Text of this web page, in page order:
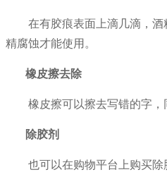
在有胶痕表面上滴几滴，
精腐蚀才能使用。
橡皮擦去除
橡皮擦可以擦去写错的字
除胶剂
也可以在购物平台上购买